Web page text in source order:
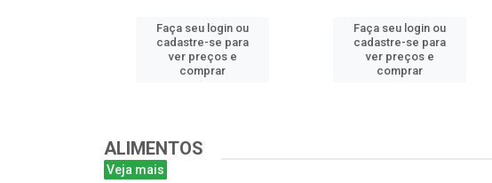
Faça seu login ou
cadastre-se para
ver preços e
comprar
Faça seu login ou
cadastre-se para
ver preços e
comprar
ALIMENTOS
Veja mais